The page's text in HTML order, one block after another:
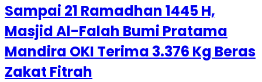
Sampai 21 Ramadhan 1445 H,
Masjid Al-Falah Bumi Pratama
Mandira OKI Terima 3.376 Kg Beras
Zakat Fitrah